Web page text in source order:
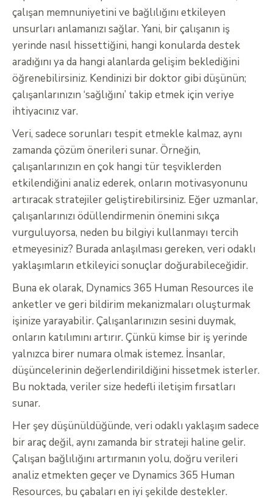
çalışan memnuniyetini ve bağlılığını etkileyen
unsurları anlamanızı sağlar. Yani, bir çalışanın iş
yerinde nasıl hissettiğini, hangi konularda destek
aradığını ya da hangi alanlarda gelişim beklediğini
öğrenebilirsiniz. Kendinizi bir doktor gibi düşünün;
çalışanlarınızın ‘sağlığını’ takip etmek için veriye
ihtiyacınız var.
Veri, sadece sorunları tespit etmekle kalmaz, aynı
zamanda çözüm önerileri sunar. Örneğin,
çalışanlarınızın en çok hangi tür teşviklerden
etkilendiğini analiz ederek, onların motivasyonunu
artıracak stratejiler geliştirebilirsiniz. Eğer uzmanlar,
çalışanlarınızı ödüllendirmenin önemini sıkça
vurguluyorsa, neden bu bilgiyi kullanmayı tercih
etmeyesiniz? Burada anlaşılması gereken, veri odaklı
yaklaşımların etkileyici sonuçlar doğurabileceğidir.
Buna ek olarak, Dynamics 365 Human Resources ile
anketler ve geri bildirim mekanizmaları oluşturmak
işinize yarayabilir. Çalışanlarınızın sesini duymak,
onların katılımını artırır. Çünkü kimse bir iş yerinde
yalnızca birer numara olmak istemez. İnsanlar,
düşüncelerinin değerlendirildiğini hissetmek isterler.
Bu noktada, veriler size hedefli iletişim fırsatları
sunar.
Her şey düşünüldüğünde, veri odaklı yaklaşım sadece
bir araç değil, aynı zamanda bir strateji haline gelir.
Çalışan bağlılığını artırmanın yolu, doğru verileri
analiz etmekten geçer ve Dynamics 365 Human
Resources, bu çabaları en iyi şekilde destekler.